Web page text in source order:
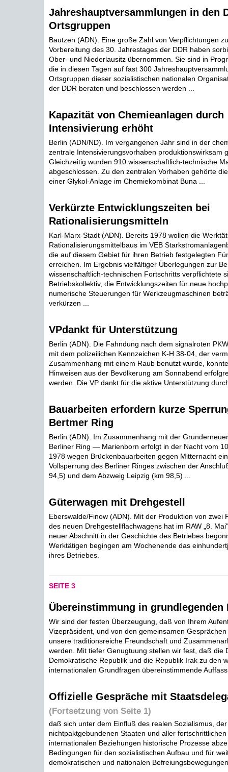
Jahreshauptversammlungen in den
Ortsgruppen
Bautzen (ADN). Eine große Zahl von Verpflichtungen
Vorbereitung des 30. Jahrestages der DDR haben
Ober- und Niederlausitz übernommen. Sie sind in
die in diesen Tagen auf fast 300
Ortsgruppen dieser sozialistischen nationalen
der DDR beraten und beschlossen werden ...
Kapazität von Chemieanlagen durch
Intensivierung erhöht
Berlin (ADN/ND). Im vergangenen Jahr sind in der
zentrale Intensivierungsvorhaben produktionswirksam
Gleichzeitig wurden 910 wissenschaftlich-technische
abgeschlossen. Zu den zentralen Vorhaben gehörte
einer Glykol-Anlage im Chemiekombinat Buna ...
Verkürzte Entwicklungszeiten bei
Rationalisierungsmitteln
Karl-Marx-Stadt (ADN). Bereits 1978 wollen die
Rationalisierungsmittelbaus im VEB
die auf diesem Gebiet für ihren Betrieb festgelegten
erreichen. Im Ergebnis vielfältiger Überlegungen zur
wissenschaftlich-technischen Fortschritts verpflichtete
Betriebskollektiv, die Entwicklungszeiten für neue
numerische Steuerungen für Werkzeugmaschinen
verkürzen ...
VPdankt für Unterstützung
Berlin (ADN). Die Fahndung nach dem signalroten
mit dem polizeilichen Kennzeichen K-H 38-04, der
Zusammenhang mit einem Raub benutzt wurde,
Hinweisen aus der Bevölkerung am Sonnabend
werden. Die VP dankt für die aktive Unterstützung
Bauarbeiten erfordern kurze
Bertmer Ring
Berlin (ADN). Im Zusammenhang mit der
Berliner Ring — Marienborn erfolgt in der Nacht vom
1978 wegen Brückenbauarbeiten gegen Mitternacht
Vollsperrung des Berliner Ringes zwischen der
94,5) und dem Abzweig Leipzig (km 98,5) ...
Güterwagen mit Drehgestell
Eberswalde/Finow (ADN). Mit der Produktion von zwei
des neuen Drehgestellflachwagens hat im RAW „8.
neuer Abschnitt in der Geschichte des Betriebes
Werktätigen begingen am Wochenende das
ihres Betriebes.
SEITE 3
Übereinstimmung in grundlegenden
Wir sind der festen Überzeugung, daß von Ihrem
Vizepräsident, und von den gemeinsamen
unsere traditionsreiche Freundschaft und
werden. Mit tiefer Genugtuung stellen wir fest, daß die
Demokratische Republik und die Republik Irak zu den
internationalen Grundfragen übereinstimmende
Offizielle Gespräche mit
(Fortsetzung von Seite 1)
daß sich unter dem Einfluß des realen Sozialismus,
nichtpaktgebundenen Staaten und aller
internationalen Beziehungen historische Prozesse
Bedingungen für den sozialistischen Aufbau und für
demokratischen und nationalen